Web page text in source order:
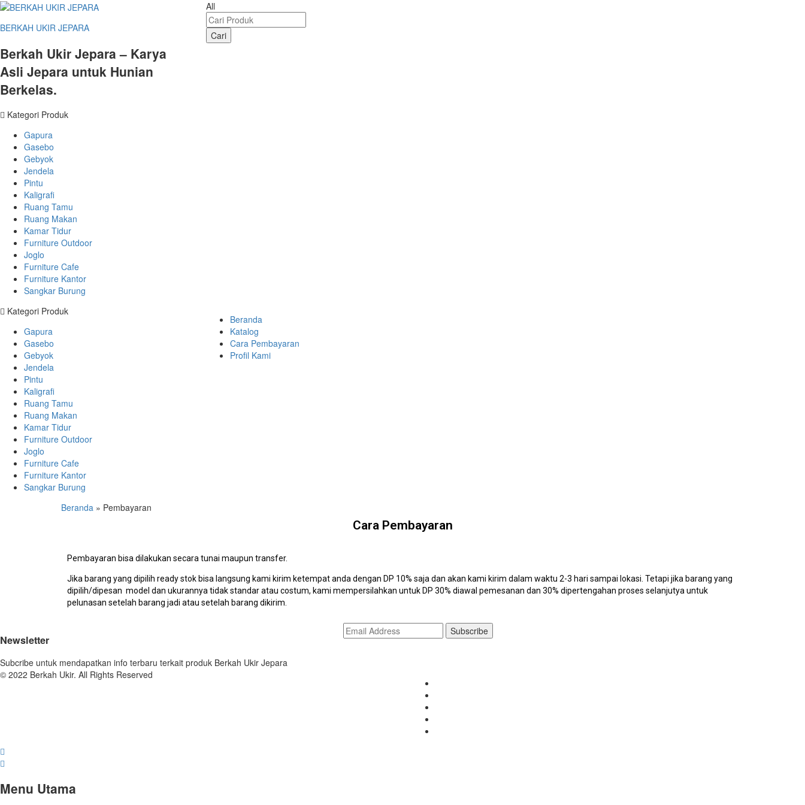
BERKAH UKIR JEPARA
Berkah Ukir Jepara – Karya
Asli Jepara untuk Hunian
Berkelas.
Kategori Produk
Gapura
Gasebo
Gebyok
Jendela
Pintu
Kaligrafi
Ruang Tamu
Ruang Makan
Kamar Tidur
Furniture Outdoor
Joglo
Furniture Cafe
Furniture Kantor
Sangkar Burung
All
Cari
Kategori Produk
Gapura
Gasebo
Gebyok
Jendela
Pintu
Kaligrafi
Ruang Tamu
Ruang Makan
Kamar Tidur
Furniture Outdoor
Joglo
Furniture Cafe
Furniture Kantor
Sangkar Burung
Beranda
Katalog
Cara Pembayaran
Profil Kami
Beranda » Pembayaran
Cara Pembayaran
Pembayaran bisa dilakukan secara tunai maupun transfer.
Jika barang yang dipilih ready stok bisa langsung kami kirim ketempat anda dengan DP 10% saja dan akan kami kirim dalam waktu 2-3 hari sampai lokasi. Tetapi jika barang yang
dipilih/dipesan model dan ukurannya tidak standar atau costum, kami mempersilahkan untuk DP 30% diawal pemesanan dan 30% dipertengahan proses selanjutya untuk
pelunasan setelah barang jadi atau setelah barang dikirim.
Newsletter
Subcribe untuk mendapatkan info terbaru terkait produk Berkah Ukir Jepara
© 2022 Berkah Ukir. All Rights Reserved
Menu Utama